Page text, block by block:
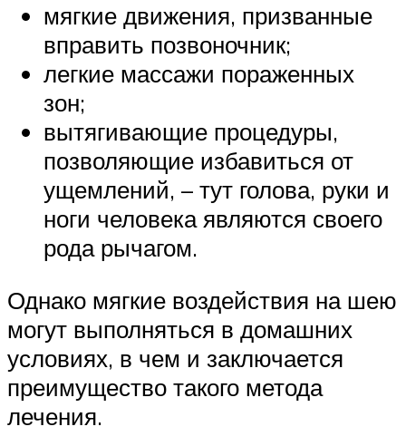
мягкие движения, призванные
вправить позвоночник;
легкие массажи пораженных
зон;
вытягивающие процедуры,
позволяющие избавиться от
ущемлений, – тут голова, руки и
ноги человека являются своего
рода рычагом.
Однако мягкие воздействия на шею
могут выполняться в домашних
условиях, в чем и заключается
преимущество такого метода
лечения.